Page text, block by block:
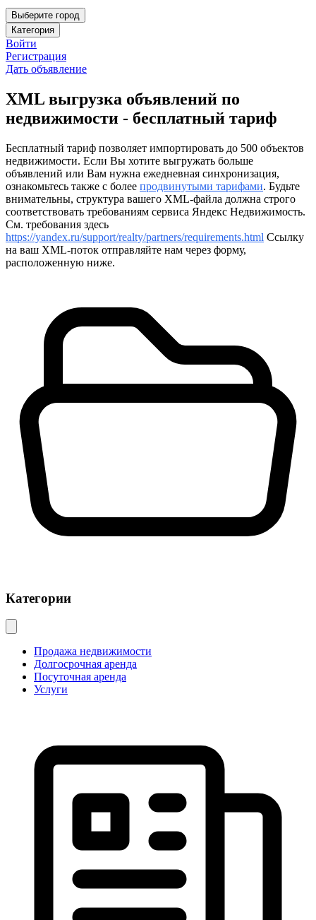
Выберите город
Категория
Войти
Регистрация
Дать объявление
XML выгрузка объявлений по
недвижимости - бесплатный тариф
Бесплатный тариф позволяет импортировать до 500 объектов
недвижимости. Если Вы хотите выгружать больше
объявлений или Вам нужна ежедневная синхронизация,
ознакомьтесь также с более продвинутыми тарифами. Будьте
внимательны, структура вашего XML-файла должна строго
соответствовать требованиям сервиса Яндекс Недвижимость.
См. требования здесь
https://yandex.ru/support/realty/partners/requirements.html Ссылку
на ваш XML-поток отправляйте нам через форму,
расположенную ниже.
Категории
Продажа недвижимости
Долгосрочная аренда
Посуточная аренда
Услуги